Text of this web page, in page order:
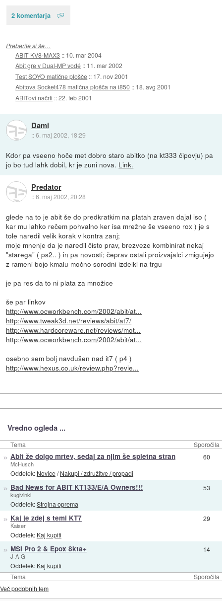
2 komentarja
Preberite si še…
ABIT KV8-MAX3 :: 10. mar 2004
Abit gre v Dual-MP vodé :: 11. mar 2002
Test SOYO matične plošče :: 17. nov 2001
Abitova Socket478 matična plošča na i850 :: 18. avg 2001
ABITovi načrti ::22. feb 2001
Dami
::6. maj 2002, 18:29
Kdor pa vseeno hoče met dobro staro abitko (na kt333 čipovju) pa
jo bo tud lahk dobil, kr je zuni nova. Link.
Predator
::6. maj 2002, 20:28
glede na to je abit še do predkratkim na platah zraven dajal iso (
kar mu lahko rečem pohvalno ker isa mrežne še vseeno rox ) je s
tole naredil velik korak v kontra zanj;
moje mnenje da je naredil čisto prav, brezveze kombinirat nekaj
"starega" ( ps2.. ) in pa novosti; čeprav ostali proizvajalci zmigujejo
z rameni bojo kmalu močno sorodni izdelki na trgu
je pa res da to ni plata za množice
še par linkov
http://www.ocworkbench.com/2002/abit/at...
http://www.tweak3d.net/reviews/abit/at7/
http://www.hardcoreware.net/reviews/mot...
http://www.ocworkbench.com/2002/abit/at...
osebno sem bolj navdušen nad it7 ( p4 )
http://www.hexus.co.uk/review.php?revie...
Vredno ogleda ...
Tema Sporočila
Tema Sporočila
» Abit že dolgo mrtev, sedaj za njim še spletna stran
McHusch
Oddelek: Novice/Nakupi / združitve / propadi
60
» Bad News for ABIT KT133/E/A Owners!!!
kuglvinkl
Oddelek:Strojna oprema
53
» Kaj je zdej s temi KT7
Kaiser
Oddelek: Kaj kupiti
29
» MSI Pro 2 & Epox 8kta+
J-A-G
Oddelek: Kaj kupiti
14
Več podobnih tem